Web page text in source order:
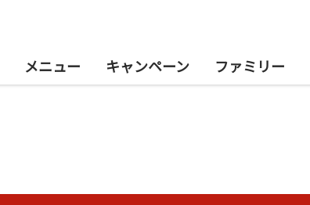
メニュー キャンペーン ファミリー